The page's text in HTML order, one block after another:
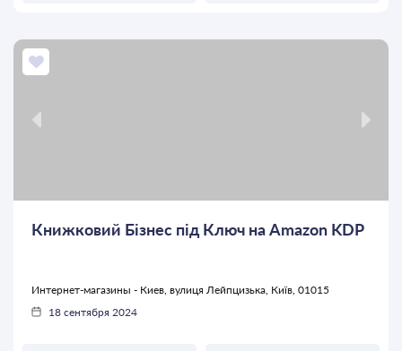
Книжковий Бізнес під Ключ на Amazon KDP
Интернет-магазины - Киев, вулиця Лейпцизька, Київ, 01015
18 сентября 2024